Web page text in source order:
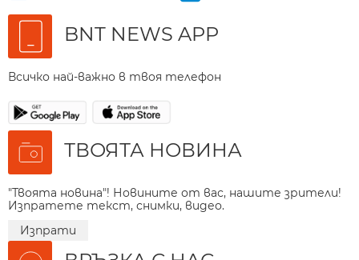
BNT NEWS APP
Всичко най-важно в твоя телефон
ТВОЯТА НОВИНА
"Твоята новина"! Новините от вас, нашите зрители!
Изпратете текст, снимки, видео.
Изпрати